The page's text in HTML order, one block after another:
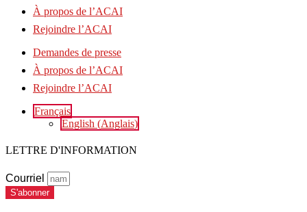
À propos de l’ACAI
Rejoindre l’ACAI
Demandes de presse
À propos de l’ACAI
Rejoindre l’ACAI
Français
English (Anglais)
LETTRE D'INFORMATION
Courriel
S'abonner